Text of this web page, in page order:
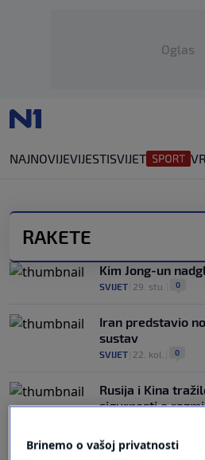
Oglas
NAJNOVIJEVIJESTISVIJET
RAKETE
Kim Jong-un
SVIJET 29. stu. 0
Iran predstavio
sustav
SVIJET 22. kol. 0
Rusija i Kina
sigurnosti o
SVIJET |
Brinemo o vašoj privatnosti